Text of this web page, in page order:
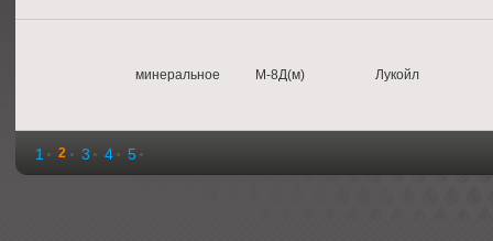
минеральное М-8Д(м) Лукойл
1 2 3 4 5